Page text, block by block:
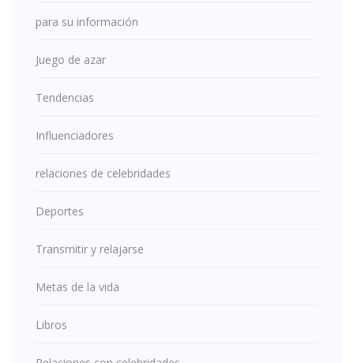
para su información
Juego de azar
Tendencias
Influenciadores
relaciones de celebridades
Deportes
Transmitir y relajarse
Metas de la vida
Libros